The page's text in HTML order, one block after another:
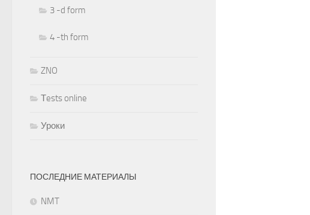
3 -d form
4 -th form
ZNO
Тests online
Уроки
ПОСЛЕДНИЕ МАТЕРИАЛЫ
NMT